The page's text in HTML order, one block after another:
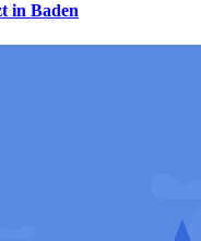
in Baden